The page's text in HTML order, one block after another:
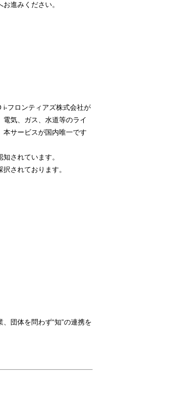
進みください。
i-フロンティアズ株式会社が
気、ガス、水道等のライ
サービスが国内唯一です
されています。
されております。
団体を問わず“知”の連携を